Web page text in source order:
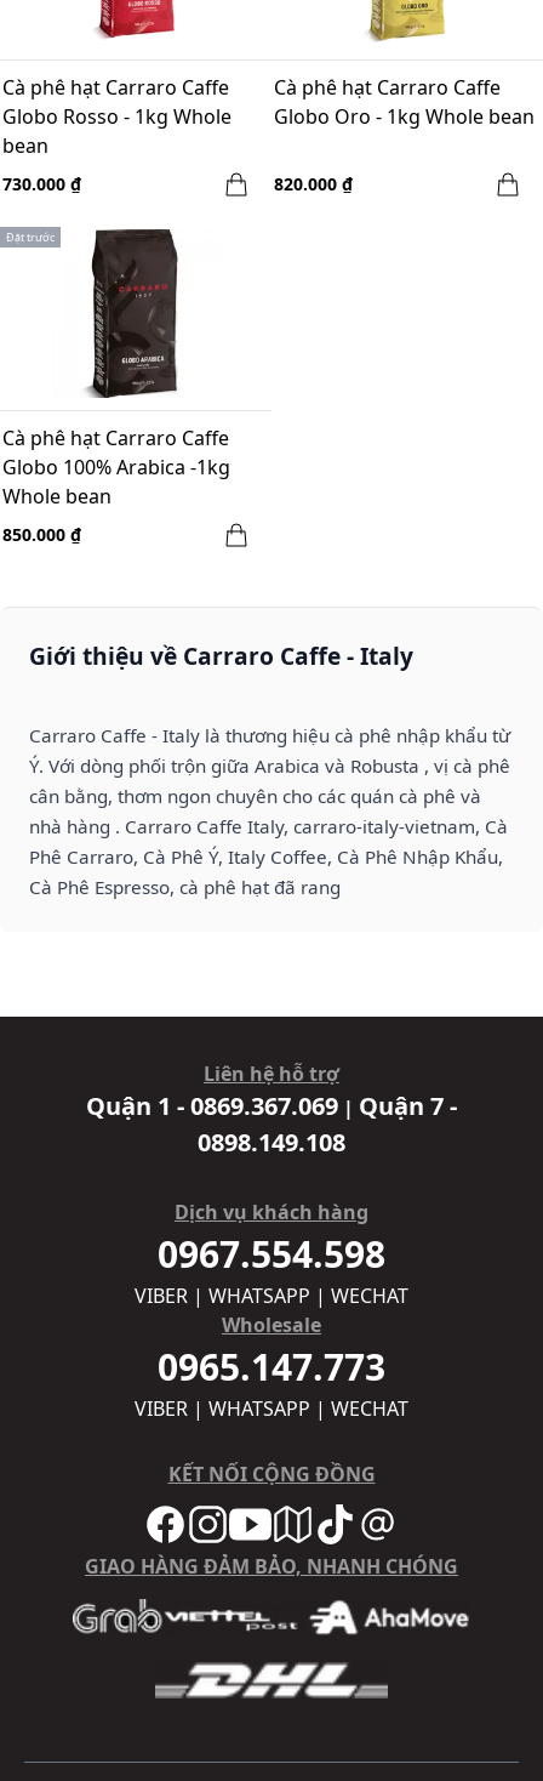
Cà phê hạt Carraro Caffe
Globo Rosso - 1kg Whole
bean
730.000 ₫
Cà phê hạt Carraro Caffe
Globo Oro - 1kg Whole bean
820.000 ₫
Đặt trước
Cà phê hạt Carraro Caffe
Globo 100% Arabica -1kg
Whole bean
850.000 ₫
Giới thiệu về Carraro Caffe - Italy
Carraro Caffe - Italy là thương hiệu cà phê nhập khẩu từ
Ý. Với dòng phối trộn giữa Arabica và Robusta , vị cà phê
cân bằng, thơm ngon chuyên cho các quán cà phê và
nhà hàng . Carraro Caffe Italy, carraro-italy-vietnam, Cà
Phê Carraro, Cà Phê Ý, Italy Coffee, Cà Phê Nhập Khẩu,
Cà Phê Espresso, cà phê hạt đã rang
Liên hệ hỗ trợ
Quận 1 - 0869.367.069 | Quận 7 -
0898.149.108
Dịch vụ khách hàng
0967.554.598
VIBER | WHATSAPP | WECHAT
Wholesale
0965.147.773
VIBER | WHATSAPP | WECHAT
KẾT NỐI CỘNG ĐỒNG
GIAO HÀNG ĐẢM BẢO, NHANH CHÓNG